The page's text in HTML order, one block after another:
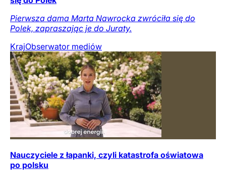
Pierwsza dama Marta Nawrocka zwróciła się do
Polek, zapraszając je do Juraty.
KrajObserwator mediów
Nauczyciele z łapanki, czyli katastrofa oświatowa
po polsku